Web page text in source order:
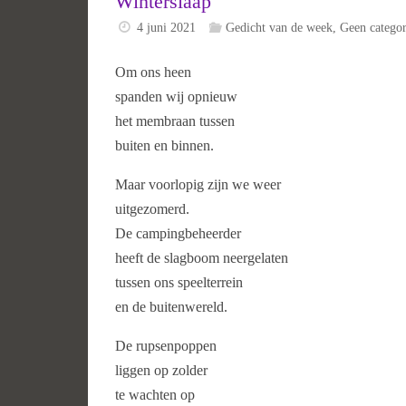
4 juni 2021 Gedicht van de week, Geen
Om ons heen
spanden wij opnieuw
het membraan tussen
buiten en binnen.
Maar voorlopig zijn we weer
uitgezomerd.
De campingbeheerder
heeft de slagboom neergelaten
tussen ons speelterrein
en de buitenwereld.
De rupsenpoppen
liggen op zolder
te wachten op